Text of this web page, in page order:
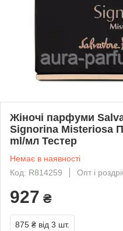
Жіночі парфуми
Signorina Misteriosa
ml/мл Тестер
Немає в наявності
Код: R814259
Опт і
927 ₴
875 ₴ від 3 шт.